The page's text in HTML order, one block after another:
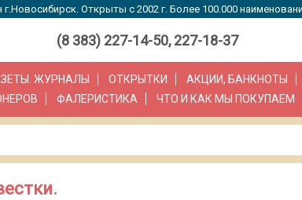
г.Новосибирск. Открыты с 2002 г. Более 100.000
(8 383) 227-14-50, 227-18-37
ЖУРНАЛЫ ОТКРЫТКИ АКЦИИ, БАНКНОТЫ
ФАЛЕРИСТИКА ЧТО И КАК МЫ ПОКУПАЕМ